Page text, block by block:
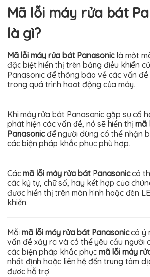
Mã lỗi máy rửa bát
là gì?
Mã lỗi máy rửa bát Panasoniclà một
đặc biệt hiển thị trên bảng điều khiển
Panasonic để thông báo về các vấn
trong quá trình hoạt động của máy.
Khi máy rửa bát Panasonic gặp sự cố
phát hiện các vấn đề, nó sẽ hiển thị mã
Panasonicđể người dùng có thể nhận
các biện pháp khắc phục phù hợp.
Các mã lỗi máy rửa bát Panasoniccó
các ký tự, chữ số, hay kết hợp của
được hiển thị trên màn hình hoặc đèn
khiển.
Mỗi mã lỗi máy rửa bát Panasoniccó ý
vấn đề xảy ra và có thể yêu cầu người
các biện pháp khắc phục mã lỗi máy
nhất định hoặc liên hệ đến trung tâm
được hỗ trợ.